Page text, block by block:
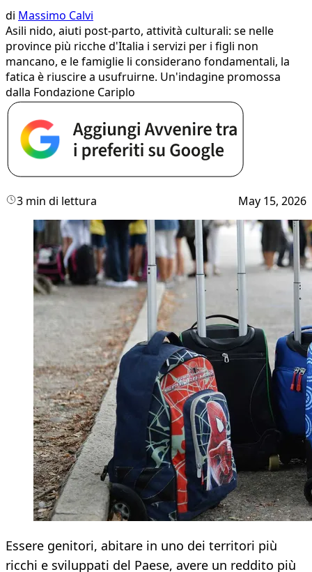
di Massimo Calvi
Asili nido, aiuti post-parto, attività culturali: se nelle
province più ricche d'Italia i servizi per i figli non
mancano, e le famiglie li considerano fondamentali, la
fatica è riuscire a usufruirne. Un'indagine promossa
dalla Fondazione Cariplo
3 min di lettura May 15, 2026
Essere genitori, abitare in uno dei territori più
ricchi e sviluppati del Paese, avere un reddito più